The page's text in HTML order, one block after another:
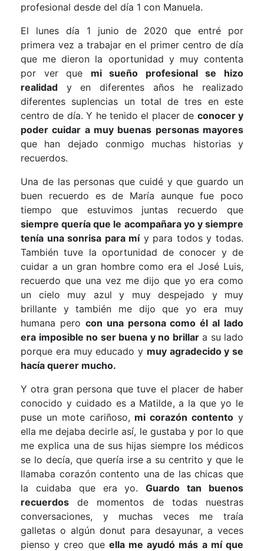
profesional desde del día 1 con Manuela.
El lunes día 1 junio de 2020 que entré por
primera vez a trabajar en el primer centro de día
que me dieron la oportunidad y muy contenta
por ver que mi sueño profesional se hizo
realidad y en diferentes años he realizado
diferentes suplencias un total de tres en este
centro de día. Y he tenido el placer de conocer y
poder cuidar a muy buenas personas mayores
que han dejado conmigo muchas historias y
recuerdos.
Una de las personas que cuidé y que guardo un
buen recuerdo es de María aunque fue poco
tiempo que estuvimos juntas recuerdo que
siempre quería que le acompañara yo y siempre
tenía una sonrisa para míy para todos y todas.
También tuve la oportunidad de conocer y de
cuidar a un gran hombre como era el José Luis,
recuerdo que una vez me dijo que yo era como
un cielo muy azul y muy despejado y muy
brillante y también me dijo que yo era muy
humana pero con una persona como él al lado
era imposible no ser buena y no brillara su lado
porque era muy educado y muy agradecido y se
hacía querer mucho.
Y otra gran persona que tuve el placer de haber
conocido y cuidado es a Matilde, a la que yo le
puse un mote cariñoso, mi corazón contento y
ella me dejaba decirle así, le gustaba y por lo que
me explica una de sus hijas siempre los médicos
se lo decía, que quería irse a su centrito y que le
llamaba corazón contento una de las chicas que
la cuidaba que era yo.Guardo tan buenos
recuerdos de momentos de todas nuestras
conversaciones, y muchas veces me traía
galletas o algún donut para desayunar, a veces
pienso y creo que ella me ayudó más a mí que